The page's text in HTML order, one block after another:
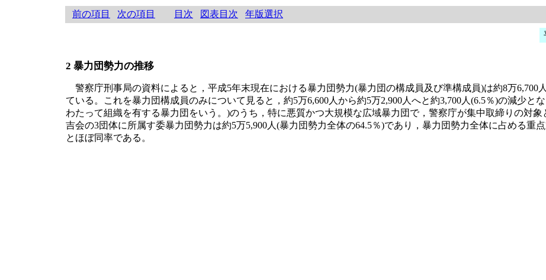
前の項目 次の項目 目次 図表目次 年版選択
2 暴力団勢力の推移
警察庁刑事局の資料によると，平成5年末現在における暴力団勢力(暴力団の構成員及び準構成員)は約8万6,700
ている。これを暴力団構成員のみについて見ると，約5万6,600人から約5万2,900人へと約3,700人(6.5％)の減少と
わたって組織を有する暴力団をいう。)のうち，特に悪質かつ大規模な広域暴力団で，警察庁が集中取締りの対
吉会の3団体に所属す委暴力団勢力は約5万5,900人(暴力団勢力全体の64.5％)であり，暴力団勢力全体に占める重
とほぼ同率である。